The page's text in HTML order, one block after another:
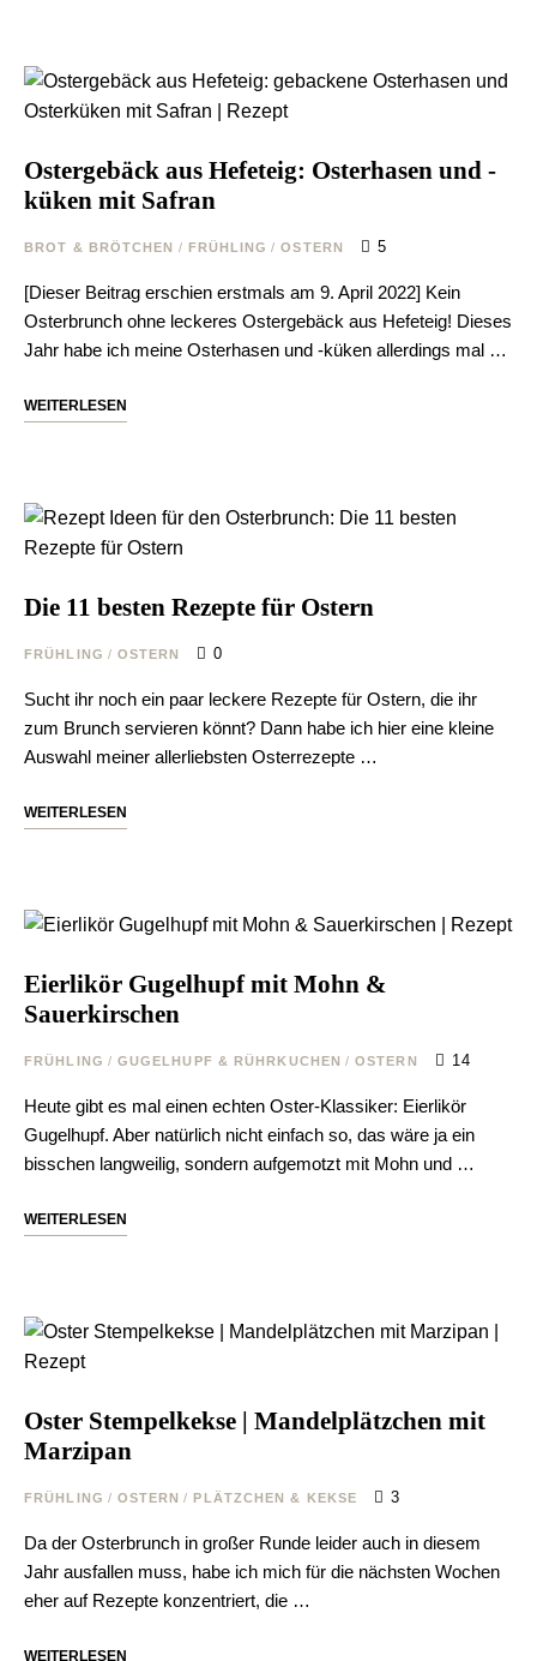
Ostergebäck aus Hefeteig: Osterhasen und -
küken mit Safran
BROT & BRÖTCHEN / FRÜHLING / OSTERN 5
[Dieser Beitrag erschien erstmals am 9. April 2022] Kein
Osterbrunch ohne leckeres Ostergebäck aus Hefeteig! Dieses
Jahr habe ich meine Osterhasen und -küken allerdings mal …
WEITERLESEN
Die 11 besten Rezepte für Ostern
FRÜHLING / OSTERN 0
Sucht ihr noch ein paar leckere Rezepte für Ostern, die ihr
zum Brunch servieren könnt? Dann habe ich hier eine kleine
Auswahl meiner allerliebsten Osterrezepte …
WEITERLESEN
Eierlikör Gugelhupf mit Mohn &
Sauerkirschen
FRÜHLING / GUGELHUPF & RÜHRKUCHEN / OSTERN 14
Heute gibt es mal einen echten Oster-Klassiker: Eierlikör
Gugelhupf. Aber natürlich nicht einfach so, das wäre ja ein
bisschen langweilig, sondern aufgemotzt mit Mohn und …
WEITERLESEN
Oster Stempelkekse | Mandelplätzchen mit
Marzipan
FRÜHLING / OSTERN / PLÄTZCHEN & KEKSE 3
Da der Osterbrunch in großer Runde leider auch in diesem
Jahr ausfallen muss, habe ich mich für die nächsten Wochen
eher auf Rezepte konzentriert, die …
WEITERLESEN